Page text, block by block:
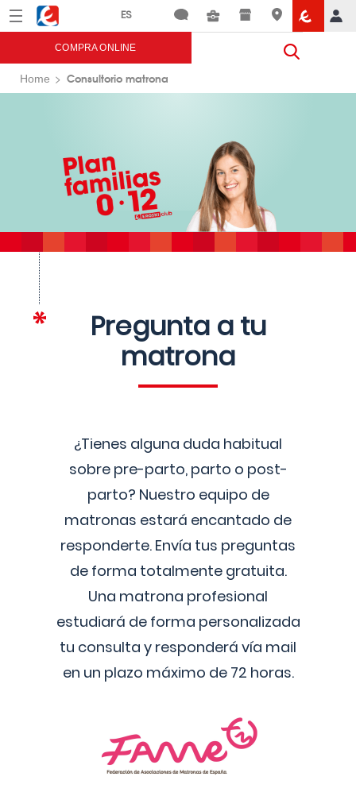
Menú Eroski
COMPRA ONLINE
Home Consultorio matrona
Pregunta a tu
matrona
¿Tienes alguna duda habitual
sobre pre-parto, parto o post-
parto? Nuestro equipo de
matronas estará encantado de
responderte. Envía tus preguntas
de forma totalmente gratuita.
Una matrona profesional
estudiará de forma personalizada
tu consulta y responderá vía mail
en un plazo máximo de 72 horas.